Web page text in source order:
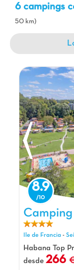
6 campings
50 km)
Camping
8.9
Ile de Francia -
Habana Top
desde 266